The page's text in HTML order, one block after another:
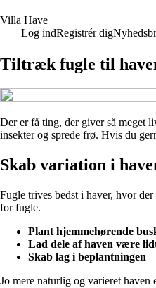
Villa Have
Log indRegistrér dig
Tiltræk fugle til
Der er få ting, der giver så meget
insekter og sprede frø. Hvis du
Skab variation i
Fugle trives bedst i haver, hvor
for fugle.
Plant hjemmehørende
Lad dele af haven være
Skab lag i beplantningen
Jo mere naturlig og varieret